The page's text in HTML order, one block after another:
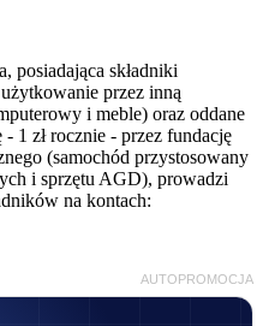
posiadająca składniki
przez inną
i meble) oraz oddane
1 zł rocznie - przez fundację
(samochód przystosowany
i sprzętu AGD), prowadzi
na kontach:
AUTOPROMOCJA